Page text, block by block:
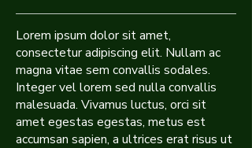
Lorem ipsum dolor sit amet,
consectetur adipiscing elit. Nullam ac
magna vitae sem convallis sodales.
Integer vel lorem sed nulla convallis
malesuada. Vivamus luctus, orci sit
amet egestas egestas, metus est
accumsan sapien, a ultrices erat risus ut